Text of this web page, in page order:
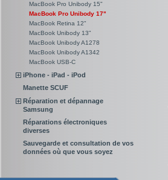
MacBook Pro Unibody 15"
MacBook Pro Unibody 17"
MacBook Retina 12"
MacBook Unibody 13"
MacBook Unibody A1278
MacBook Unibody A1342
MacBook USB-C
iPhone - iPad - iPod
Manette SCUF
Réparation et dépannage
Samsung
Réparations électroniques
diverses
Sauvegarde et consultation de vos
données où que vous soyez